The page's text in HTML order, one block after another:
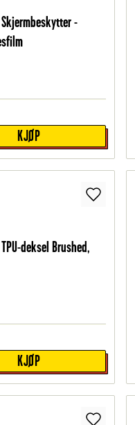
Skjermbeskytter -
KJØP
deksel Brushed,
KJØP